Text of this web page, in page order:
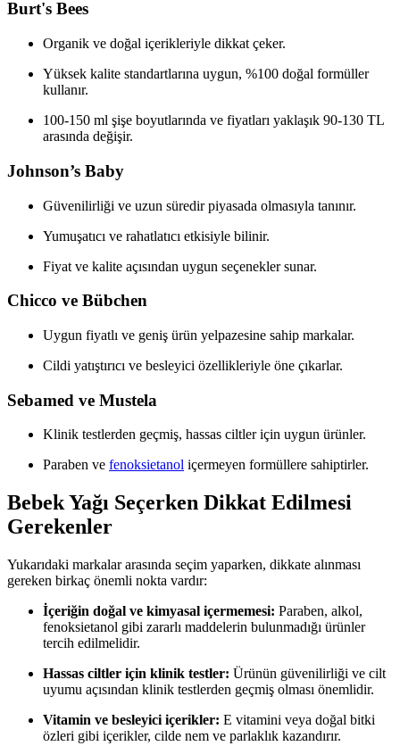
Burt's Bees
Organik ve doğal içerikleriyle dikkat çeker.
Yüksek kalite standartlarına uygun, %100 doğal formüller
kullanır.
100-150 ml şişe boyutlarında ve fiyatları yaklaşık 90-130 TL
arasında değişir.
Johnson’s Baby
Güvenilirliği ve uzun süredir piyasada olmasıyla tanınır.
Yumuşatıcı ve rahatlatıcı etkisiyle bilinir.
Fiyat ve kalite açısından uygun seçenekler sunar.
Chicco ve Bübchen
Uygun fiyatlı ve geniş ürün yelpazesine sahip markalar.
Cildi yatıştırıcı ve besleyici özellikleriyle öne çıkarlar.
Sebamed ve Mustela
Klinik testlerden geçmiş, hassas ciltler için uygun ürünler.
Paraben ve fenoksietanol içermeyen formüllere sahiptirler.
Bebek Yağı Seçerken Dikkat Edilmesi
Gerekenler
Yukarıdaki markalar arasında seçim yaparken, dikkate alınması
gereken birkaç önemli nokta vardır:
İçeriğin doğal ve kimyasal içermemesi: Paraben, alkol,
fenoksietanol gibi zararlı maddelerin bulunmadığı ürünler
tercih edilmelidir.
Hassas ciltler için klinik testler: Ürünün güvenilirliği ve cilt
uyumu açısından klinik testlerden geçmiş olması önemlidir.
Vitamin ve besleyici içerikler: E vitamini veya doğal bitki
özleri gibi içerikler, cilde nem ve parlaklık kazandırır.